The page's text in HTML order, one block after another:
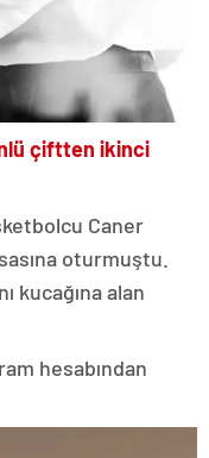
çiftten ikinci
Caner
oturmuştu.
kucağına alan
hesabından